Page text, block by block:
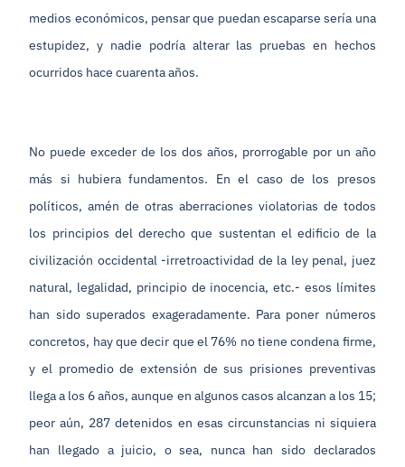
medios económicos, pensar que puedan escaparse sería una
estupidez, y nadie podría alterar las pruebas en hechos
ocurridos hace cuarenta años.
No puede exceder de los dos años, prorrogable por un año
más si hubiera fundamentos. En el caso de los presos
políticos, amén de otras aberraciones violatorias de todos
los principios del derecho que sustentan el edificio de la
civilización occidental -irretroactividad de la ley penal, juez
natural, legalidad, principio de inocencia, etc.- esos límites
han sido superados exageradamente. Para poner números
concretos, hay que decir que el 76% no tiene condena firme,
y el promedio de extensión de sus prisiones preventivas
llega a los 6 años, aunque en algunos casos alcanzan a los 15;
peor aún, 287 detenidos en esas circunstancias ni siquiera
han llegado a juicio, o sea, nunca han sido declarados